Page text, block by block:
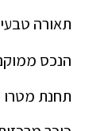
תאורה
הנכס
תחנת מטרו